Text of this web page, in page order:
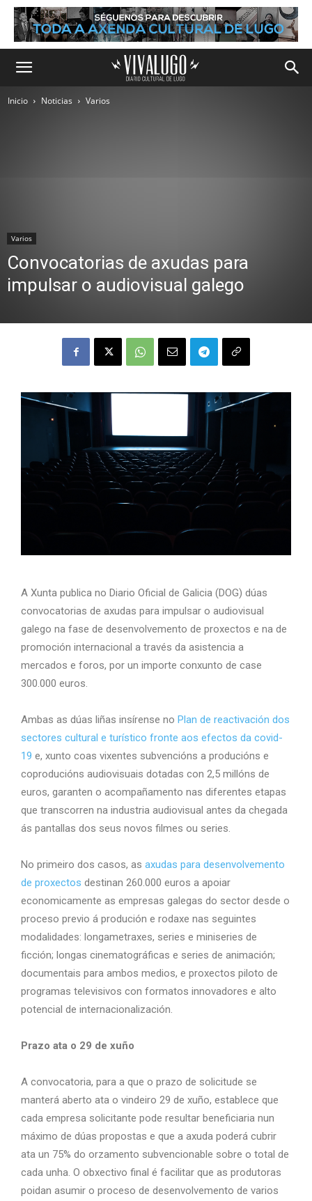
Inicio Noticias Varios
Varios
Convocatorias de axudas para
impulsar o audiovisual galego
A Xunta publica no Diario Oficial de Galicia (DOG) dúas
convocatorias de axudas para impulsar o audiovisual
galego na fase de desenvolvemento de proxectos e na de
promoción internacional a través da asistencia a
mercados e foros, por un importe conxunto de case
300.000 euros.
Ambas as dúas liñas insírense no Plan de reactivación dos
sectores cultural e turístico fronte aos efectos da covid-
19 e, xunto coas vixentes subvencións a producións e
coproducións audiovisuais dotadas con 2,5 millóns de
euros, garanten o acompañamento nas diferentes etapas
que transcorren na industria audiovisual antes da chegada
ás pantallas dos seus novos filmes ou series.
No primeiro dos casos, as axudas para desenvolvemento
de proxectos destinan 260.000 euros a apoiar
economicamente as empresas galegas do sector desde o
proceso previo á produción e rodaxe nas seguintes
modalidades: longametraxes, series e miniseries de
ficción; longas cinematográficas e series de animación;
documentais para ambos medios, e proxectos piloto de
programas televisivos con formatos innovadores e alto
potencial de internacionalización.
Prazo ata o 29 de xuño
A convocatoria, para a que o prazo de solicitude se
manterá aberto ata o vindeiro 29 de xuño, establece que
cada empresa solicitante pode resultar beneficiaria nun
máximo de dúas propostas e que a axuda poderá cubrir
ata un 75% do orzamento subvencionable sobre o total de
cada unha. O obxectivo final é facilitar que as produtoras
poidan asumir o proceso de desenvolvemento de varios